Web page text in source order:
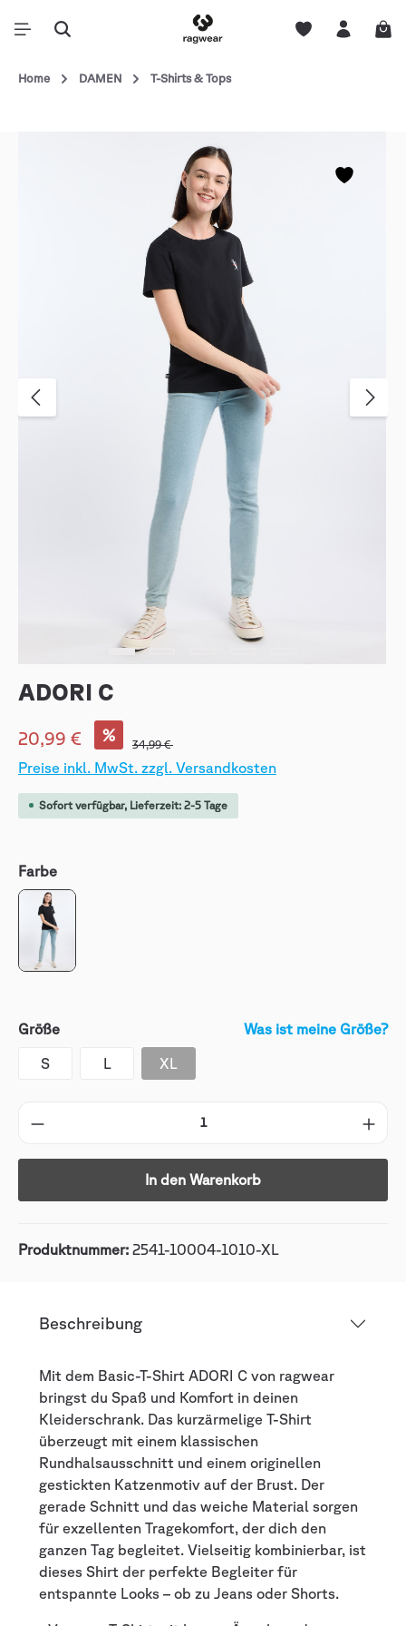
Home DAMEN T-Shirts & Tops
ADORI C
20,99 € %
34,99 €
Preise inkl. MwSt. zzgl. Versandkosten
Sofort verfügbar, Lieferzeit: 2-5 Tage
Farbe
Größe Was ist meine Größe?
S L XL
In den Warenkorb
Produktnummer: 2541-10004-1010-XL
Beschreibung
Mit dem Basic-T-Shirt ADORI C von ragwear
bringst du Spaß und Komfort in deinen
Kleiderschrank. Das kurzärmelige T-Shirt
überzeugt mit einem klassischen
Rundhalsausschnitt und einem originellen
gestickten Katzenmotiv auf der Brust. Der
gerade Schnitt und das weiche Material sorgen
für exzellenten Tragekomfort, der dich den
ganzen Tag begleitet. Vielseitig kombinierbar, ist
dieses Shirt der perfekte Begleiter für
entspannte Looks – ob zu Jeans oder Shorts.